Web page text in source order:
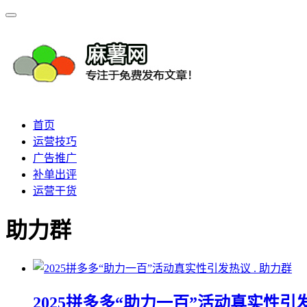
首页
运营技巧
广告推广
补单出评
运营干货
助力群
助力群
2025拼多多“助力一百”活动真实性引